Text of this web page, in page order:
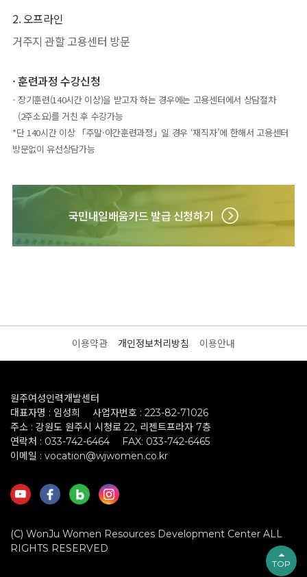
2. 오프라인
거주지 관할 고용센터 방문
훈련과정 수강신청
장기훈련(140시간 이상)을 받고자 하는 경우에는 고용센터에서 상담절차
(2주소요)를 거친 후 수강가능
*단 140시간 이상 「주말·야간훈련과정」일 경우 ‘재직자’에 한해서 고용센터
방문없이 유선상담가능
국민내일배움카드 발급 신청하기
TOP
이용약관 개인정보처리방침 이용안내
원주여성인력개발센터
대표자명 : 임성희
사업자번호 : 223-82-71026
주소 : 강원도 원주시 시청로 22, 리젠트프라자 7층
연락처 : 033-742-6464
FAX: 033-742-6465
이메일 : vocation@wjwomen.co.kr
(C) WonJu Women Resources Development Center ALL
RIGHTS RESERVED